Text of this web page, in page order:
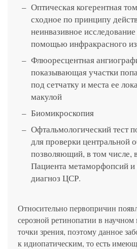
Оптическая когерентная
сходное по принципу
неинвазивное исследование
помощью инфракрасного
Флюоресцентная
показывающая участки
под сетчатку и места ее
макулой
Биомикроскопия
Офтальмологический тест
для проверки центральной
позволяющий, в том числе,
Пациента метаморфопсий и
диагноз ЦСР.
Относительно первопричин
серозной ретинопатии в
точки зрения, поэтому данное
к идиопатическим, то есть